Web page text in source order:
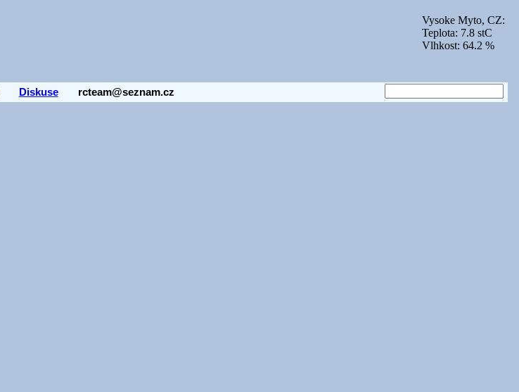
Vysoke Myto, CZ:
Teplota: 7.8 stC
Vlhkost: 64.2 %
Diskusercteam@seznam.cz